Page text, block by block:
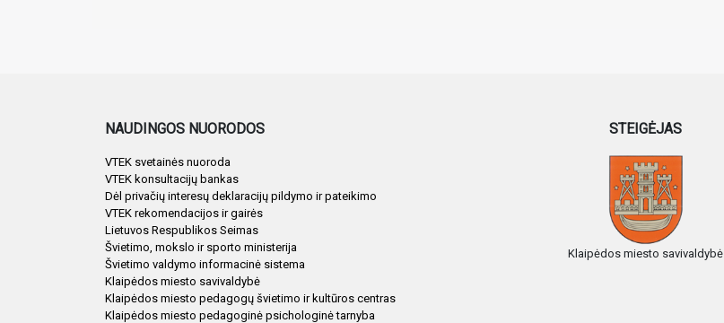
NAUDINGOS NUORODOS
VTEK svetainės nuoroda
VTEK konsultacijų bankas
Dėl privačių interesų deklaracijų pildymo ir pateikimo
VTEK rekomendacijos ir gairės
Lietuvos Respublikos Seimas
Švietimo, mokslo ir sporto ministerija
Švietimo valdymo informacinė sistema
Klaipėdos miesto savivaldybė
Klaipėdos miesto pedagogų švietimo ir kultūros centras
Klaipėdos miesto pedagoginė psichologinė tarnyba
STEIGĖJAS
Klaipėdos miesto savivaldybė